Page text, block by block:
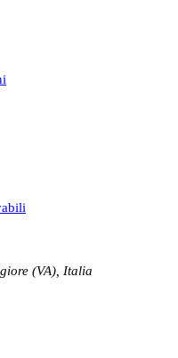
(VA), Italia